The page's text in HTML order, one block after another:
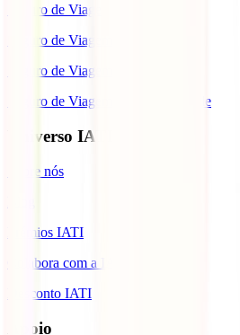
Seguro de Viagem para os EUA
Seguro de Viagem para o Brasil
Seguro de Viagem para Tailândia
Seguro de Viagem para Cabo Verde
Universo IATI
Sobre nós
Prémios IATI
Colabora com a IATI
Desconto IATI
Apoio